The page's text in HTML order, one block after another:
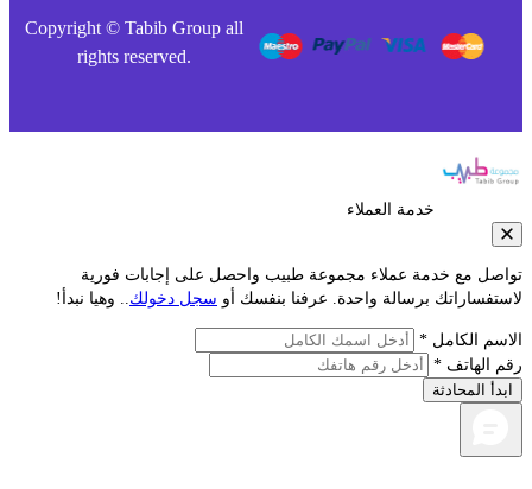
Copyright © Tabib Group all
rights reserved.
خدمة العملاء
مع خدمة عملاء مجموعة طبيب واحصل على إجابات فورية
برسالة واحدة. عرفنا بنفسك أوسجل دخولك.. وهيا نبدأ!
الكامل *
الهاتف *
المحادثة